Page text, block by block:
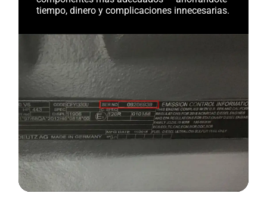
tiempo, dinero y complicaciones innecesarias.